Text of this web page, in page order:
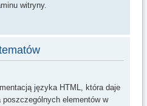
witryny.
języka HTML, która daje
elementów w